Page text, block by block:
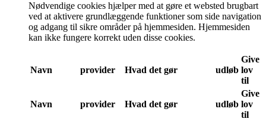
Nødvendige cookies hjælper med at gøre et websted brugbart
ved at aktivere grundlæggende funktioner som side navigation
og adgang til sikre områder på hjemmesiden. Hjemmesiden
kan ikke fungere korrekt uden disse cookies.
Navn provider Hvad det gør udløb
Give
lov
til
Navn provider Hvad det gør udløb
Give
lov
til